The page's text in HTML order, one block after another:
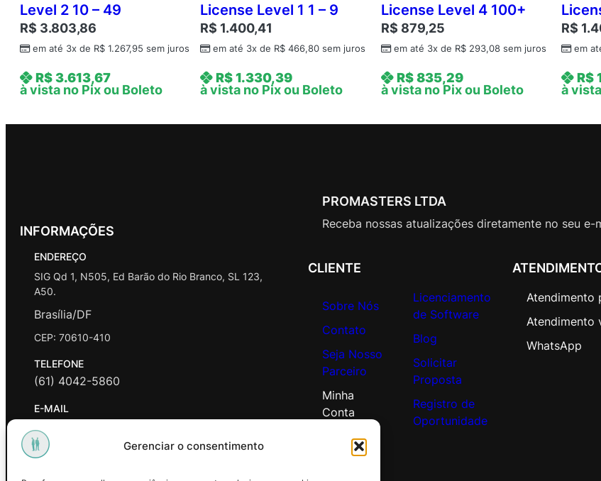
Gerenciar o consentimento
Level 2 10 – 49
R$ 3.803,86
em até 3x de R$ 1.267,95 sem juros
R$3.613,67
à vista no Pix ou Boleto
License Level 1 1 – 9
R$ 1.400,41
em até 3x de R$ 466,80 sem juros
R$1.330,39
à vista no Pix ou Boleto
License Level 4 100+
R$ 879,25
em até 3x de R$293,08sem juros
R$835,29
à vista no Pix ou Boleto
R$
em
R$
à
INFORMAÇÕES
ENDEREÇO
SIG Qd 1, N505, Ed Barão do Rio Branco, SL 123,
A50.
Brasília/DF
CEP: 70610-410
TELEFONE
(61) 4042-5860
E-MAIL
contato@promasters.net.br
HORÁRIO DE ATENDIMENTO
PROMASTERS LTDA
Receba nossas atualizações diretamente no seu e-
CLIENTE
Sobre Nós
Contato
Seja Nosso
Parceiro
Minha
Conta
Licenciamento
de Software
Blog
Solicitar
Proposta
Registro de
Oportunidade
Atendimento
Atendimento
WhatsApp